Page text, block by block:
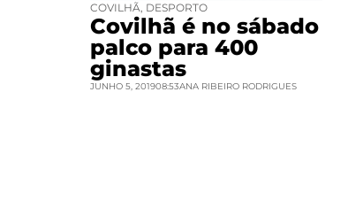
COVILHÃ, DESPORTO
Covilhã é no sábado
palco para 400
ginastas
JUNHO 5, 201908:53ANA RIBEIRO RODRIGUES